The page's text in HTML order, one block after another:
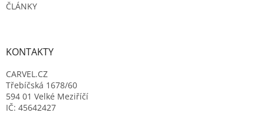
ČLÁNKY
KONTAKTY
CARVEL.CZ
Třebíčská 1678/60
594 01 Velké Meziříčí
IČ: 45642427